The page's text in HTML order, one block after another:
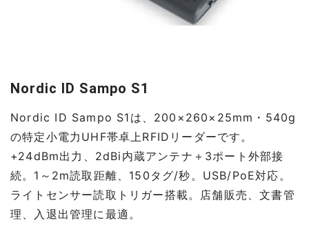
Nordic ID Sampo S1
Nordic ID Sampo S1は、200×260×25mm・540g
の特定小電力UHF帯卓上RFIDリーダーです。
+24dBm出力、2dBi内蔵アンテナ＋3ポート外部接
続。1～2m読取距離、150タグ/秒。USB/PoE対応。
ライトセンサー読取トリガー搭載。店舗販売、文書管
理、入退出管理に最適。